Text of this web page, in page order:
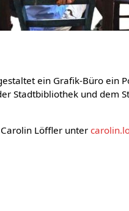
ein Grafik-Büro ein
Stadtbibliothek und dem
Löffler unter